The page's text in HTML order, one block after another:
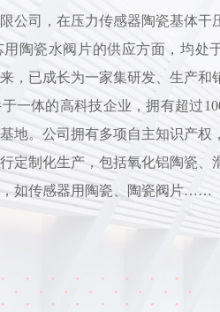
公司，在压力传感器陶瓷基体干
陶瓷水阀片的供应方面，均处
，已成长为一家集研发、生产和
一体的高科技企业，拥有超过
地。公司拥有多项自主知识产权
定制化生产，包括氧化铝陶瓷、
，如传感器用陶瓷、陶瓷阀片……